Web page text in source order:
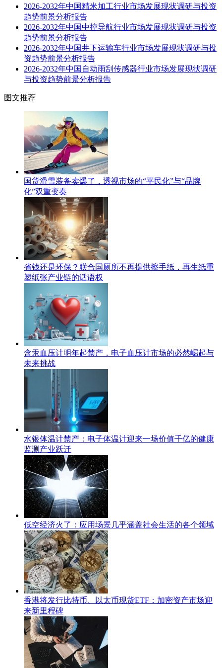
2026-2032年中国精米加工行业市场发展现状调研与投资
趋势前景分析报告
2026-2032年中国中控导航行业市场发展现状调研与投资
趋势前景分析报告
2026-2032年中国井下运输车行业市场发展现状调研与投
资趋势前景分析报告
2026-2032年中国自动雨刮传感器行业市场发展现状调研
与投资趋势前景分析报告
图文推荐
国货滑雪装备卖爆了，透视市场的“平民化”与“品牌
化”双重变奏
省钱还是环保？联合国厕所不再提供擦手纸，再生纸重
塑纸张产业链的话语权
含汞血压计明年起禁产，电子血压计市场的必然崛起与
未来挑战
水银体温计禁产：电子体温计迎来一场价值千亿的健康
监测产业跃迁
低空经济火了：应用场景几乎涵盖社会生活的各个领域
香港将发行比特币、以太币现货ETF：加密资产市场迎
来新里程碑